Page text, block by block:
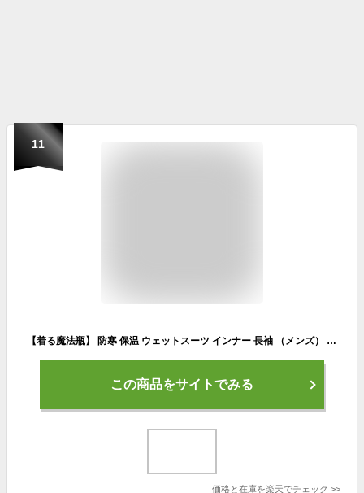
11
【着る魔法瓶】 防寒 保温 ウェットスーツ インナー 長袖 （メンズ） エアースキンメタリックス ロングスリーブ ダイビング サーフィン シュノーケリング
この商品をサイトでみる
価格と在庫を楽天でチェック >>